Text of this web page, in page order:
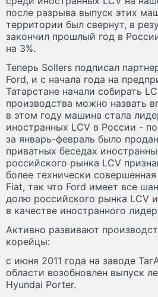
после разрыва выпуск этих
территории был свернут, в
закончил прошлый год в
на 3%.
Теперь Sollers подписал
Ford, и с начала года на
Татарстане начали собирать
производства можно назвать
в этом году машина стала
иностранных LCV в России -
за январь-февраль было
приватных беседах
российского рынка LCV
более технически
Fiat, так что Ford имеет все
долю российского рынка LCV
в качестве иностранного
Активно развивают
корейцы:
с июня 2011 года на заводе
области возобновлен выпуск
Hyundai Porter.